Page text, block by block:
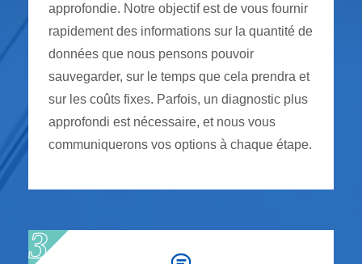
approfondie. Notre objectif est de vous fournir
rapidement des informations sur la quantité de
données que nous pensons pouvoir
sauvegarder, sur le temps que cela prendra et
sur les coûts fixes. Parfois, un diagnostic plus
approfondi est nécessaire, et nous vous
communiquerons vos options à chaque étape.